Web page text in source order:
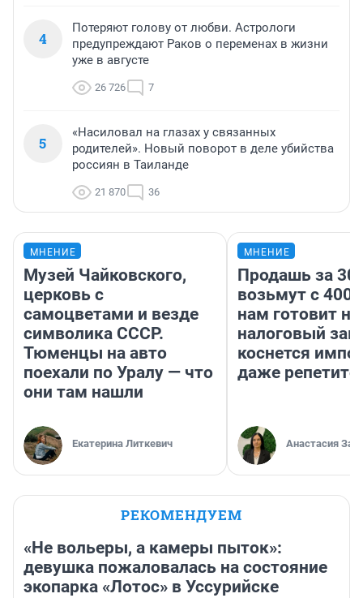
4
Потеряют голову от любви. Астрологи
предупреждают Раков о переменах в жизни
уже в августе
26 726 7
5
«Насиловал на глазах у связанных
родителей». Новый поворот в деле убийства
россиян в Таиланде
21 870 36
МНЕНИЕ
Музей Чайковского,
церковь с
самоцветами и везде
символика СССР.
Тюменцы на авто
поехали по Уралу — что
они там нашли
Екатерина Литкевич
МНЕНИЕ
Продашь за
возьмут с
нам готовит
налоговый
коснется
даже
Анастасия
РЕКОМЕНДУЕМ
«Не вольеры, а камеры пыток»:
девушка пожаловалась на состояние
экопарка «Лотос» в Уссурийске